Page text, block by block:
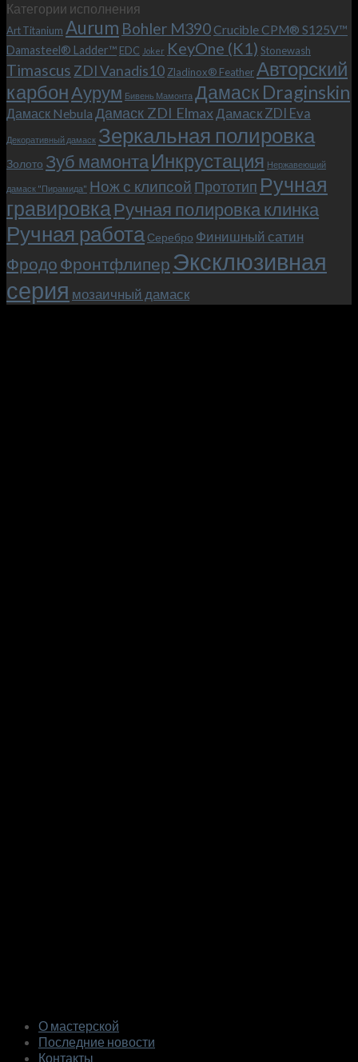
и
клипсой!
Макс
(Mad
Max),
или
как
мы
прикоснулись
к
фильма.
Категории исполнения
Art Titanium Aurum Bohler M390Crucible CPM® S125V™
Damasteel® Ladder™ EDC Joker KeyOne (K1) Stonewash
Timascus ZDI Vanadis10 Zladinox® FeatherАвторский
карбонАурум Бивень Мамонта Дамаск Draginskin
Дамаск Nebula Дамаск ZDI ElmaxДамаск ZDI Eva
Декоративный дамаск Зеркальная полировка
Золото Зуб мамонтаИнкрустация Нержавеющий
дамаск "Пирамида" Нож с клипсой Прототип Ручная
гравировкаРучная полировка клинка
Ручная работа Серебро Финишный сатин
Фродо Фронтфлипер Эксклюзивная
серия мозаичный дамаск
О мастерской
Последние новости
Контакты